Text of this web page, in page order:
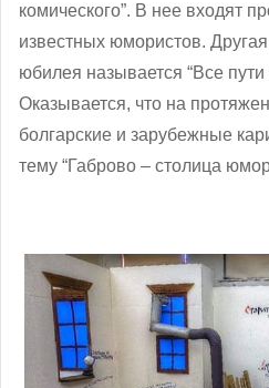
комического”. В нее входят
известных юмористов.
юбилея называется “Все пути
Оказывается, что на
болгарские и зарубежные
тему “Габрово – столица